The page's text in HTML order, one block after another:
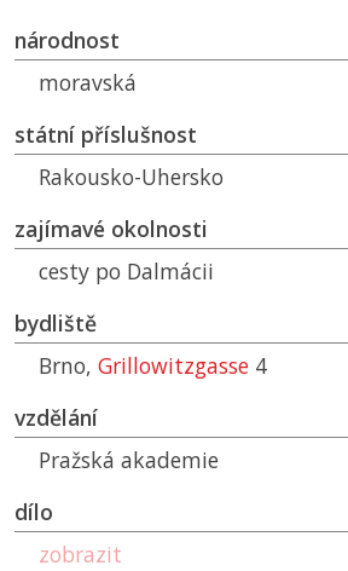
národnost
moravská
státní příslušnost
Rakousko-Uhersko
zajímavé okolnosti
cesty po Dalmácii
bydliště
Brno, Grillowitzgasse 4
vzdělání
Pražská akademie
dílo
zobrazit